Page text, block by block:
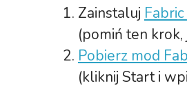
Zainstaluj
(pomiń ten krok,
Pobierz mod
(kliknij Start i